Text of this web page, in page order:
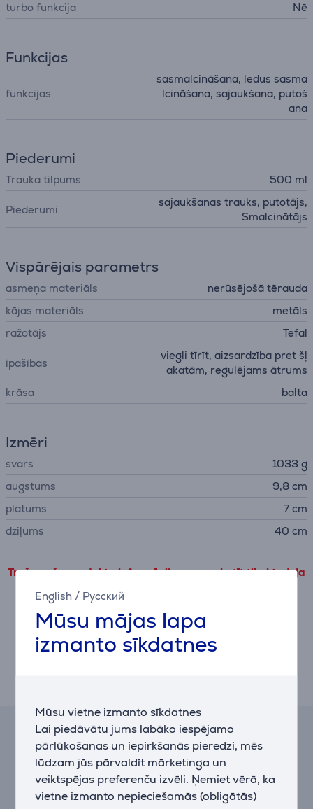
English / Русский
Mūsu mājas lapa
izmanto sīkdatnes
Mūsu vietne izmanto sīkdatnes
Lai piedāvātu jums labāko iespējamo
pārlūkošanas un iepirkšanās pieredzi, mēs
lūdzam jūs pārvaldīt mārketinga un
veiktspējas preferenču izvēli. Ņemiet vērā, ka
vietne izmanto nepieciešamās (obligātās)
turbo funkcija
Nē
Funkcijas
funkcijas
sasmalcināšana, ledus sasma
lcināšana, sajaukšana, putoš
ana
Piederumi
Trauka tilpums 500 ml
Piederumi
sajaukšanas trauks, putotājs,
Smalcinātājs
Vispārējais parametrs
asmeņa materiāls
nerūsējošā tērauda
kājas materiāls
metāls
ražotājs
Tefal
īpašības
viegli tīrīt, aizsardzība pret šļ
akatām, regulējams ātrums
krāsa
balta
Izmēri
svars
1033 g
augstums
9,8 cm
platums
7 cm
dziļums
40 cm
Trešo pušu produkta informāciju var apskatīt tikai tad, ja
piekrītat mūsu veiktspējas sīkdatņu lietošanas
noteikumiem.
Pielāgot
Līzinga un nomas kalkulators
Aptuvens ikmēneša maksājums
15 €